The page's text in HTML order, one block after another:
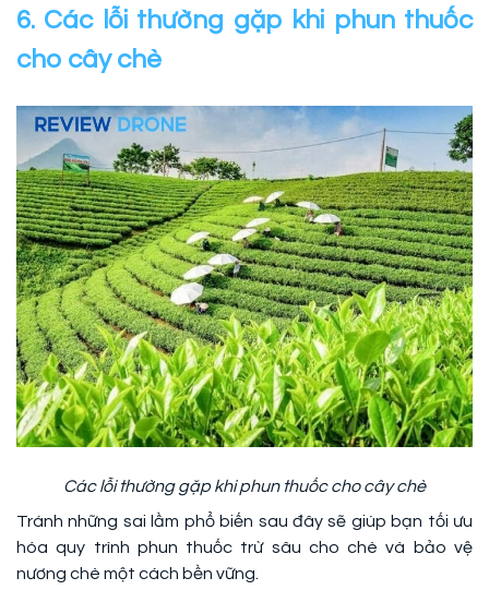
6. Các lỗi thường gặp khi phun thuốc
cho cây chè
Các lỗi thường gặp khi phun thuốc cho cây chè
Tránh những sai lầm phổ biến sau đây sẽ giúp bạn tối ưu
hóa quy trình phun thuốc trừ sâu cho chè và bảo vệ
nương chè một cách bền vững.